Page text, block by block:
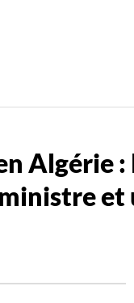
Algérie :
et